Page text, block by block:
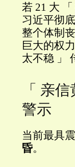
若 21 大
习近平彻
整个体制
巨大的权
太不稳 」
「 亲
警示
当前最具
昏。